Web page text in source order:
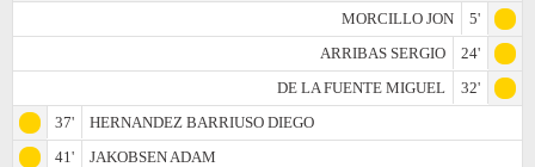
MORCILLO JON
5'
ARRIBAS SERGIO
24'
DE LA FUENTE MIGUEL
32'
37'
HERNANDEZ BARRIUSO DIEGO
41'
JAKOBSEN ADAM